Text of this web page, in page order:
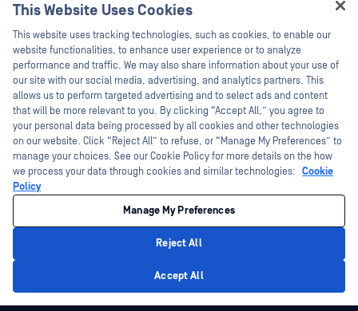
技術文書
トレーニング
脆弱性対策プログラム
パートナー
認証
テクノロジー・パートナー
OPSWAT チャネル パートナー
ホワイトペーパー
無料ツール
©2026OPSWAT . All rights reserved.OPSWAT、MetaDefender、Metascan、
MetaAccess、OPSWAT 、Trust no File. Trust No Device.、OPSWAT 、Protecting the
World's Critical Infrastructure、Deep CDR™ Technology、InQuest、InQuestロゴ、
DFI、RetroHunt、Deep File Inspection、およびJoin the Huntは、OPSWAT の商標
です。第三者の商標は、それぞれの所有者の財産です。
プライバシーポリシー クッキー設定
This Website Uses Cookies
This website uses tracking technologies, such as cookies, to enable our
website functionalities, to enhance user experience or to analyze
performance and traffic. We may also share information about your use of
our site with our social media, advertising, and analytics partners. This
allows us to perform targeted advertising and to select ads and content
that will be more relevant to you. By clicking “Accept All,” you agree to
your personal data being processed by all cookies and other technologies
on our website. Click “Reject All” to refuse, or “Manage My Preferences” to
manage your choices. See our Cookie Policy for more details on the how
we process your data through cookies and similar technologies: Cookie
Policy
Manage My Preferences
Reject All
Accept All
Hey there!
I'm Ozzy, your OPSWAT virtual assistant.
How can I help you secure what's critical
today?